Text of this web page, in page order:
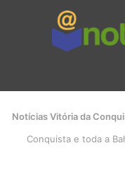
Notícias Vitória da
Conquista e toda a